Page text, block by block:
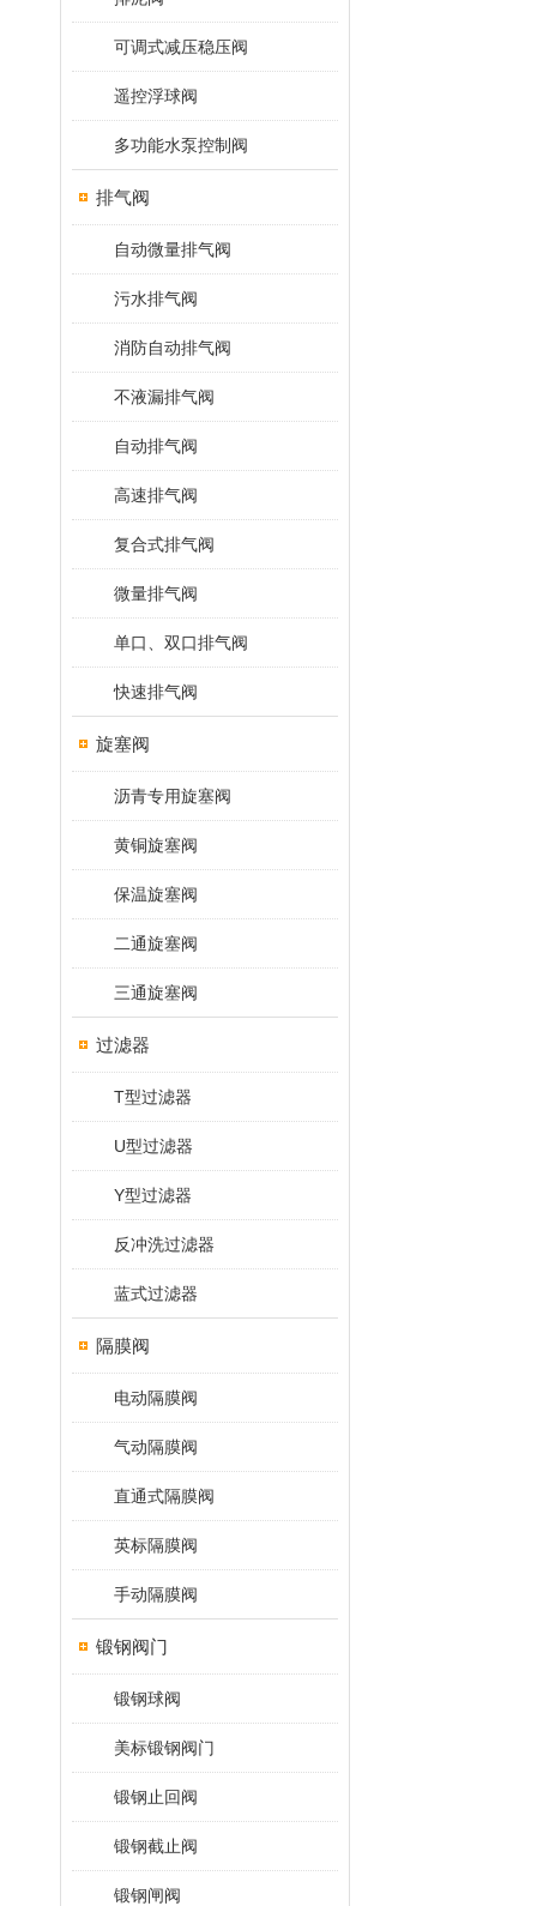
可调式减压稳压阀
遥控浮球阀
多功能水泵控制阀
排气阀
自动微量排气阀
污水排气阀
消防自动排气阀
不液漏排气阀
自动排气阀
高速排气阀
复合式排气阀
微量排气阀
单口、双口排气阀
快速排气阀
旋塞阀
沥青专用旋塞阀
黄铜旋塞阀
保温旋塞阀
二通旋塞阀
三通旋塞阀
过滤器
T型过滤器
U型过滤器
Y型过滤器
反冲洗过滤器
蓝式过滤器
隔膜阀
电动隔膜阀
气动隔膜阀
直通式隔膜阀
英标隔膜阀
手动隔膜阀
锻钢阀门
锻钢球阀
美标锻钢阀门
锻钢止回阀
锻钢截止阀
锻钢闸阀